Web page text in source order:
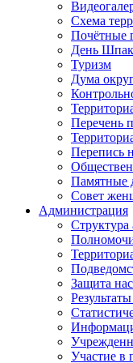
Схема
Почётные
День
Туризм
Дума
Перечень
Перепись
Памятные
Совет
Администрация
Структура
Защита
Участие в